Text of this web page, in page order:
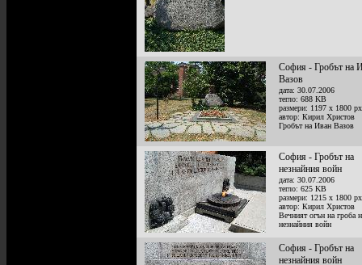
София - Гробът на
Вазов
дата: 30.07.2006
тегло: 688 KB
размери: 1197 x 1800
автор: Кирил Христов
Гробът на Иван Вазов
София - Гробът на
незнайния войн
дата: 30.07.2006
тегло: 625 KB
размери: 1215 x 1800
автор: Кирил Христов
Вечният огън на гроба
незнайния войн
София - Гробът на
незнайния войн